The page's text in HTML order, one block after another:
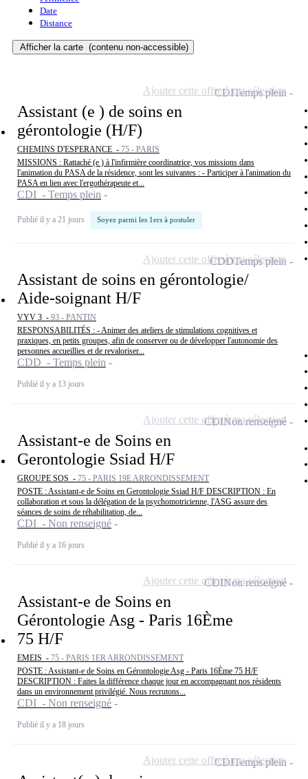
Date
Distance
Afficher la carte (contenu non-accessible)
Assistant (e ) de soins en
gérontologie (H/F)
CHEMINS D'ESPERANCE - 75 - PARIS
MISSIONS : Rattaché (e ) à l'infirmière coordinatrice, vos missions dans
l'animation du PASA de la résidence, sont les suivantes : - Participer à l'animation du
PASA en lien avec l'ergothérapeute et...
CDI - Temps plein
Publié il y a 21 jours Soyez parmi les 1ers à postuler
CDITemps plein
Ajouter cette offre à ma sélection
Assistant de soins en gérontologie/
Aide-soignant H/F
VYV 3 - 93 - PANTIN
RESPONSABILITÉS : - Animer des ateliers de stimulations cognitives et
praxiques, en petits groupes, afin de conserver ou de développer l'autonomie des
personnes accueillies et de revaloriser...
CDD - Temps plein
Publié il y a 13 jours
CDDTemps plein
Ajouter cette offre à ma sélection
Assistant-e de Soins en
Gerontologie Ssiad H/F
GROUPE SOS - 75 - PARIS 19E ARRONDISSEMENT
POSTE : Assistant-e de Soins en Gerontologie Ssiad H/F DESCRIPTION : En
collaboration et sous la délégation de la psychomotricienne, l'ASG assure des
séances de soins de réhabilitation, de...
CDI - Non renseigné
Publié il y a 16 jours
CDINon renseigné
Ajouter cette offre à ma sélection
Assistant-e de Soins en
Gérontologie Asg - Paris 16Ème
75 H/F
EMEIS - 75 - PARIS 1ER ARRONDISSEMENT
POSTE : Assistant-e de Soins en Gérontologie Asg - Paris 16Ème 75 H/F
DESCRIPTION : Faites la différence chaque jour en accompagnant nos résidents
dans un environnement privilégié. Nous recrutons...
CDI - Non renseigné
Publié il y a 18 jours
CDINon renseigné
Ajouter cette offre à ma sélection
CDITemps plein
Ajouter cette offre à ma sélection